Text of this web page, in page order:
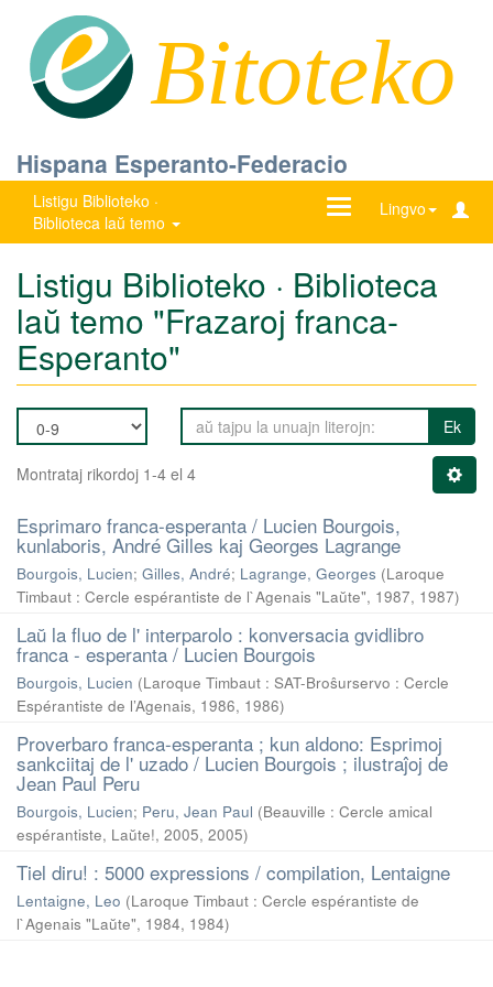
Bitoteko
Hispana Esperanto-Federacio
Listigu Biblioteko ·
Biblioteca laŭ temo
Lingvo
Ŝanĝu
Listigu Biblioteko · Biblioteca
laŭ temo "Frazaroj franca-
Esperanto"
Ek
Montrataj rikordoj 1-4 el 4
Esprimaro franca-esperanta / Lucien Bourgois,
kunlaboris, André Gilles kaj Georges Lagrange
Bourgois, Lucien; Gilles, André; Lagrange, Georges (Laroque
Timbaut : Cercle espérantiste de l`Agenais "Laŭte", 1987, 1987)
Laŭ la fluo de l' interparolo : konversacia gvidlibro
franca - esperanta / Lucien Bourgois
Bourgois, Lucien (Laroque Timbaut : SAT-Broŝurservo : Cercle
Espérantiste de l’Agenais, 1986, 1986)
Proverbaro franca-esperanta ; kun aldono: Esprimoj
sankciitaj de l' uzado / Lucien Bourgois ; ilustraĵoj de
Jean Paul Peru
Bourgois, Lucien; Peru, Jean Paul (Beauville : Cercle amical
espérantiste, Laŭte!, 2005, 2005)
Tiel diru! : 5000 expressions / compilation, Lentaigne
Lentaigne, Leo (Laroque Timbaut : Cercle espérantiste de
l`Agenais "Laŭte", 1984, 1984)